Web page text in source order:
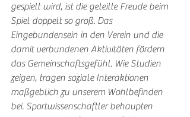
gespielt wird, ist die geteilte Freude beim
Spiel doppelt so groß. Das
Eingebundensein in den Verein und die
damit verbundenen Aktivitäten fördern
das Gemeinschaftsgefühl. Wie Studien
zeigen, tragen soziale Interaktionen
maßgeblich zu unserem Wohlbefinden
bei. Sportwissenschaftler behaupten